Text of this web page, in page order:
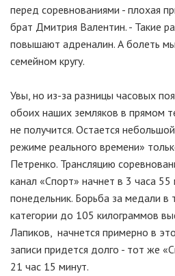
перед соревнованиями - плохая
брат Дмитрия Валентин. - Такие
повышают адреналин. А болеть
семейном кругу.
Увы, но из-за разницы часовых
обоих наших земляков в прямом
не получится. Остается
режиме реального времени»
Петренко. Трансляцию
канал «Спорт» начнет в 3 часа 55
понедельник. Борьба за медали в
категории до 105 килограммов
Лапиков, начнется примерно в
записи придется долго - тот же
21 час 15 минут.